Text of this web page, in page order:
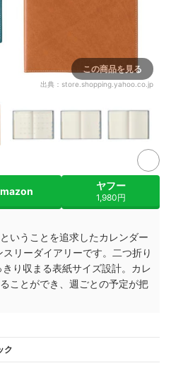
この商品を見る
出典： store.shopping.yahoo.co.jp
ヤフー
1,980円
いうことを追求したカレンダー
リーダイアリーです。二つ折り
り収まる表紙サイズ設計。カレ
ことができ、週ごとの予定が把
ク